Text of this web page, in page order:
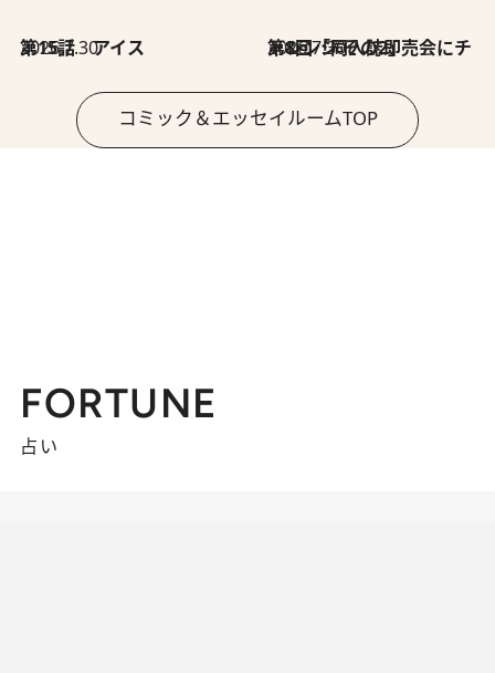
2026.7.30
第15話 アイス 2026.7.30
第8回「同人誌即売会にチャレンジ その2」
コミック＆エッセイルームTOP
FORTUNE
占い